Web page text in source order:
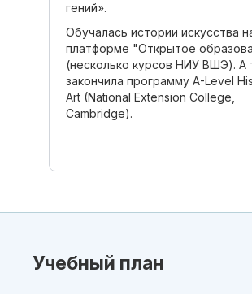
гений».
Обучалась истории искусства
платформе "Открытое
(несколько курсов НИУ ВШЭ). А
закончила программу A-Level
Art (National Extension College,
Cambridge).
Учебный план